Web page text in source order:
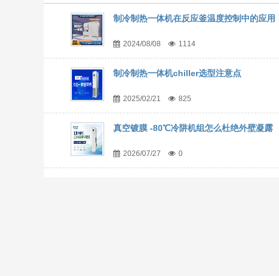
制冷制热一体机在反应釜温度控制中的应用
2024/08/08 1114
制冷制热一体机chiller选型注意点
2025/02/21 825
真空镀膜 -80℃冷阱机组怎么杜绝外壁凝露
2026/07/27 0